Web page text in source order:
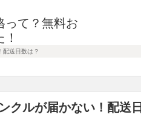
って？無料お
配送日数は？
クルが届かない！配送